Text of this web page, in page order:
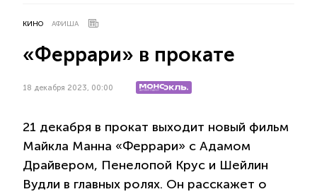
КИНО АФИША
«Феррари» в прокате
18 декабря 2023, 00:00
21 декабря в прокат выходит новый фильм
Майкла Манна «Феррари» с Адамом
Драйвером, Пенелопой Крус и Шейлин
Вудли в главных ролях. Он расскажет о